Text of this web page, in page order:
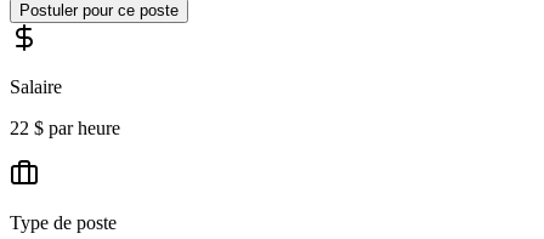
Postuler pour ce poste
Salaire
22 $ par heure
Type de poste